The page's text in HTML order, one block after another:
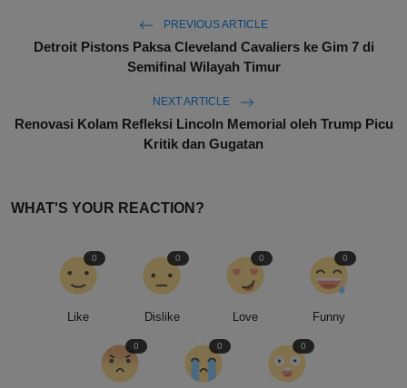
PREVIOUS ARTICLE
Detroit Pistons Paksa Cleveland Cavaliers ke Gim 7 di
Semifinal Wilayah Timur
NEXT ARTICLE
Renovasi Kolam Refleksi Lincoln Memorial oleh Trump Picu
Kritik dan Gugatan
WHAT'S YOUR REACTION?
Like
0
Dislike
0
Love
0
Funny
0
0 0 0